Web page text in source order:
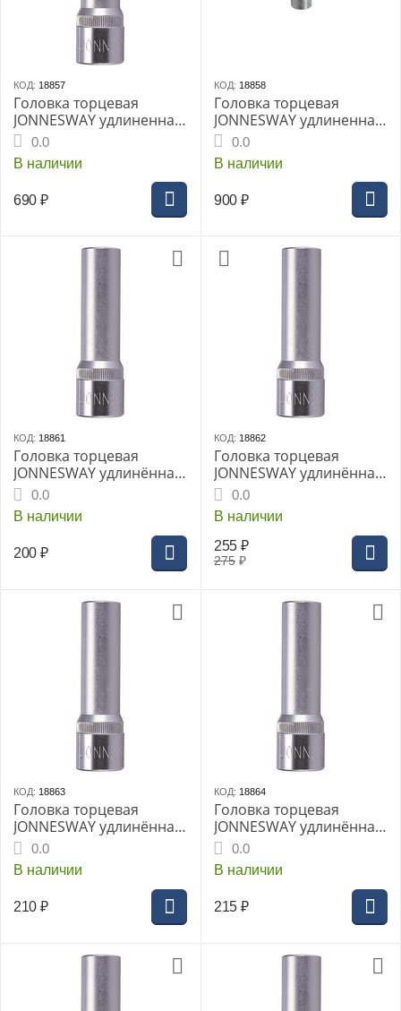
КОД: 18857
Головка торцевая
JONNESWAY удлиненная
1/2" 24мм (S04HD4124)
0.0
В наличии
690 ₽
КОД: 18858
Головка торцевая
JONNESWAY удлиненная
1/2" 27мм (S04HD4127)
0.0
В наличии
900 ₽
КОД: 18861
Головка торцевая
JONNESWAY удлинённая
1/4" 10мм (S04HD2110)
0.0
В наличии
200 ₽
КОД: 18862
Головка торцевая
JONNESWAY удлинённая
1/4" 11мм (S04HD2111)
0.0
В наличии
275 ₽
255 ₽
КОД: 18863
Головка торцевая
JONNESWAY удлинённая
1/4" 12мм (S04HD2112)
0.0
В наличии
210 ₽
КОД: 18864
Головка торцевая
JONNESWAY удлинённая
1/4" 13мм (S04HD2113)
0.0
В наличии
215 ₽